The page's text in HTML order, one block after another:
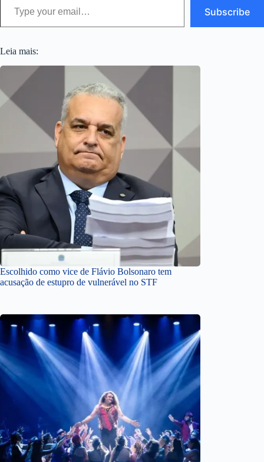
Subscribe
Leia mais:
Escolhido como vice de Flávio Bolsonaro tem
acusação de estupro de vulnerável no STF